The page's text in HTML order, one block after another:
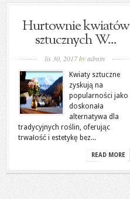
Hurtownie kwiatów
sztucznych W...
lis 30, 2017by admin
Kwiaty sztuczne
zyskują na
popularności jako
doskonała
alternatywa dla
tradycyjnych roślin, oferując
trwałość i estetykę bez...
READ MORE